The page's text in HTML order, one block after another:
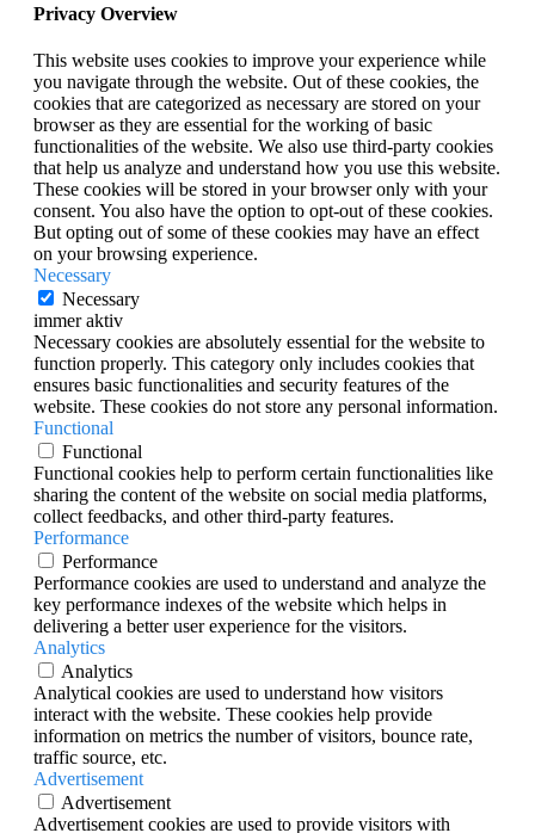
Privacy Overview
This website uses cookies to improve your experience while
you navigate through the website. Out of these cookies, the
cookies that are categorized as necessary are stored on your
browser as they are essential for the working of basic
functionalities of the website. We also use third-party cookies
that help us analyze and understand how you use this website.
These cookies will be stored in your browser only with your
consent. You also have the option to opt-out of these cookies.
But opting out of some of these cookies may have an effect
on your browsing experience.
Necessary
Necessary
immer aktiv
Necessary cookies are absolutely essential for the website to
function properly. This category only includes cookies that
ensures basic functionalities and security features of the
website. These cookies do not store any personal information.
Functional
Functional
Functional cookies help to perform certain functionalities like
sharing the content of the website on social media platforms,
collect feedbacks, and other third-party features.
Performance
Performance
Performance cookies are used to understand and analyze the
key performance indexes of the website which helps in
delivering a better user experience for the visitors.
Analytics
Analytics
Analytical cookies are used to understand how visitors
interact with the website. These cookies help provide
information on metrics the number of visitors, bounce rate,
traffic source, etc.
Advertisement
Advertisement
Advertisement cookies are used to provide visitors with